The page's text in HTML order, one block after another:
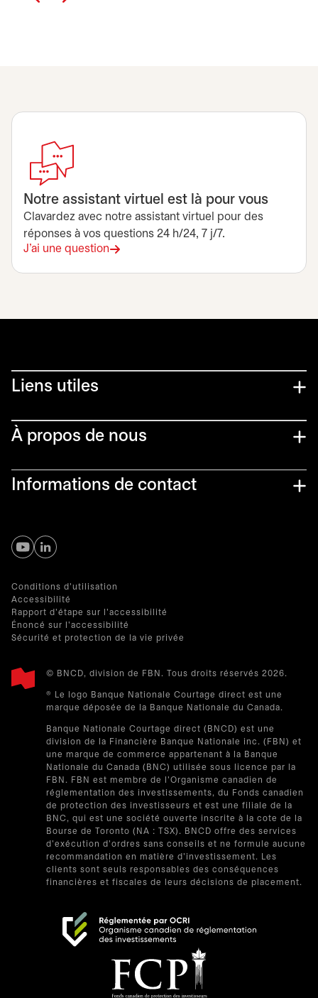
Notre assistant virtuel est là pour vous
Clavardez avec notre assistant virtuel pour des
réponses à vos questions 24 h/24, 7 j/7.
J'ai une question
Liens utiles​
À propos de nous
Informations de contact
s’ouvre dans un nouvel onglet
s’ouvre dans un nouvel onglet
Conditions d'utilisation
Accessibilité
Rapport d'étape sur l'accessibilité
Énoncé sur l'accessibilité
Sécurité et protection de la vie privée
© BNCD, division de FBN. Tous droits réservés 2026.
® Le logo Banque Nationale Courtage direct est une
marque déposée de la Banque Nationale du Canada.
Banque Nationale Courtage direct (BNCD) est une
division de la Financière Banque Nationale inc. (FBN) et
une marque de commerce appartenant à la Banque
Nationale du Canada (BNC) utilisée sous licence par la
FBN. FBN est membre de l'Organisme canadien de
réglementation des investissements, du Fonds canadien
de protection des investisseurs et est une filiale de la
BNC, qui est une société ouverte inscrite à la cote de la
Bourse de Toronto (NA : TSX). BNCD offre des services
d'exécution d'ordres sans conseils et ne formule aucune
recommandation en matière d'investissement. Les
clients sont seuls responsables des conséquences
financières et fiscales de leurs décisions de placement.
s’ouvre dans un nouvel onglet